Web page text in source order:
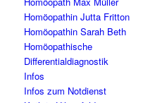
Homöopathin Jutta Fritton
Homöopathin Sarah Beth
Homöopathische
Differentialdiagnostik
Infos
Infos zum Notdienst